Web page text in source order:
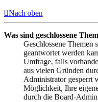
Nach oben
Was sind geschlossene
Geschlossene Themen
geantwortet werden
Umfrage, falls
aus vielen Gründen
Administrator gesperrt
Möglichkeit, Ihre
durch die Board-